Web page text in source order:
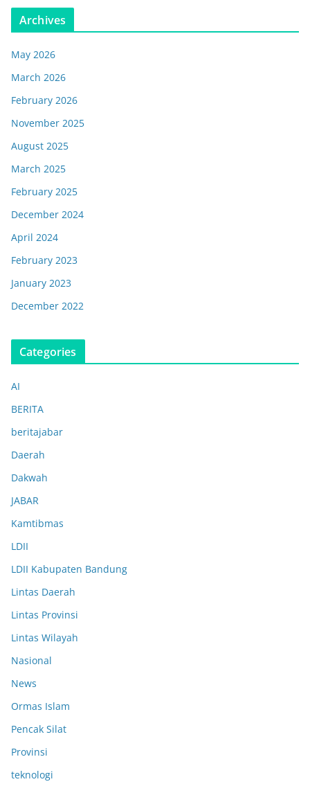
Archives
May 2026
March 2026
February 2026
November 2025
August 2025
March 2025
February 2025
December 2024
April 2024
February 2023
January 2023
December 2022
Categories
AI
BERITA
beritajabar
Daerah
Dakwah
JABAR
Kamtibmas
LDII
LDII Kabupaten Bandung
Lintas Daerah
Lintas Provinsi
Lintas Wilayah
Nasional
News
Ormas Islam
Pencak Silat
Provinsi
teknologi